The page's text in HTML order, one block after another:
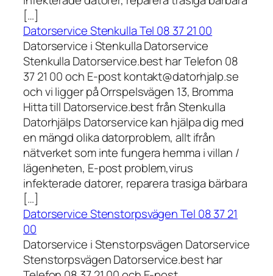
[…]
Datorservice Stenkulla Tel 08 37 21 00
Datorservice i Stenkulla Datorservice
Stenkulla Datorservice.best har Telefon 08
37 21 00 och E-post kontakt@datorhjalp.se
och vi ligger på Orrspelsvägen 13, Bromma
Hitta till Datorservice.best från Stenkulla
Datorhjälps Datorservice kan hjälpa dig med
en mängd olika datorproblem, allt ifrån
nätverket som inte fungera hemma i villan /
lägenheten, E-post problem,virus
infekterade datorer, reparera trasiga bärbara
[…]
Datorservice Stenstorpsvägen Tel 08 37 21
00
Datorservice i Stenstorpsvägen Datorservice
Stenstorpsvägen Datorservice.best har